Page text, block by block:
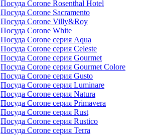
Посуда Corone Rosenthal Hotel
Посуда Corone Sacramento
Посуда Corone Villy&Roy
Посуда Corone White
Посуда Corone серия Aqua
Посуда Corone серия Celeste
Посуда Corone серия Gourmet
Посуда Corone серия Gourmet Colore
Посуда Corone серия Gusto
Посуда Corone серия Luminare
Посуда Corone серия Natura
Посуда Corone серия Primavera
Посуда Corone серия Rust
Посуда Corone серия Rustico
Посуда Corone серия Terra